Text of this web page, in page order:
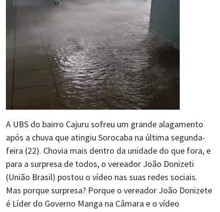
A UBS do bairro Cajuru sofreu um grande alagamento
após a chuva que atingiu Sorocaba na última segunda-
feira (22). Chovia mais dentro da unidade do que fora, e
para a surpresa de todos, o vereador João Donizeti
(União Brasil) postou o vídeo nas suas redes sociais.
Mas porque surpresa? Porque o vereador João Donizete
é Líder do Governo Manga na Câmara e o vídeo